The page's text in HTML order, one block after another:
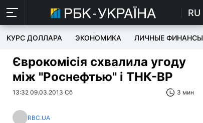
RU
КУРС ДОЛЛАРА ЭКОНОМИКА ЛИЧНЫЕ ФИНАНСЫ
Єврокомісія схвалила угоду
між "Роснефтью" і TНК-BP
13:32 09.03.2013 Сб 3 мин
RBC.UA